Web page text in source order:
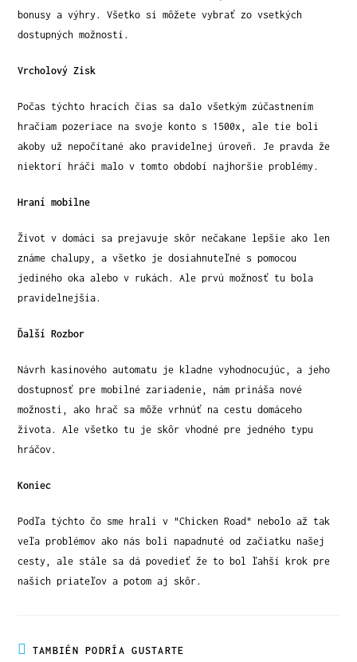
bonusy a výhry. Všetko si môžete vybrať zo vsetkých
dostupných možností.
Vrcholový Zisk
Počas týchto hracích čias sa dalo všetkým zúčastnením
hračiam pozeriace na svoje konto s 1500x, ale tie boli
akoby už nepočítané ako pravidelnej úroveň. Je pravda že
niektorí hráči malo v tomto období najhoršie problémy.
Hraní mobilne
Život v domáci sa prejavuje skôr nečakane lepšie ako len
známe chalupy, a všetko je dosiahnuteľné s pomocou
jediného oka alebo v rukách. Ale prvú možnosť tu bola
pravidelnejšia.
Ďalší Rozbor
Návrh kasinového automatu je kladne vyhodnocujúc, a jeho
dostupnosť pre mobilné zariadenie, nám prináša nové
možnosti, ako hrač sa môže vrhnúť na cestu domáceho
života. Ale všetko tu je skôr vhodné pre jedného typu
hráčov.
Koniec
Podľa týchto čo sme hrali v "Chicken Road" nebolo až tak
veľa problémov ako nás boli napadnuté od začiatku našej
cesty, ale stále sa dá povedieť že to bol ľahší krok pre
našich priateľov a potom aj skôr.
TAMBIÉN PODRÍA GUSTARTE